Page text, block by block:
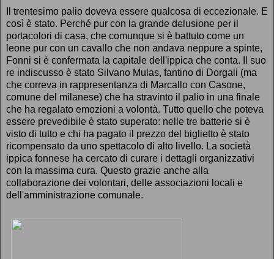
Il trentesimo palio doveva essere qualcosa di eccezionale. E
così è stato. Perché pur con la grande delusione per il
portacolori di casa, che comunque si è battuto come un
leone pur con un cavallo che non andava neppure a spinte,
Fonni si è confermata la capitale dell'ippica che conta. Il suo
re indiscusso è stato Silvano Mulas, fantino di Dorgali (ma
che correva in rappresentanza di Marcallo con Casone,
comune del milanese) che ha stravinto il palio in una finale
che ha regalato emozioni a volontà. Tutto quello che poteva
essere prevedibile è stato superato: nelle tre batterie si è
visto di tutto e chi ha pagato il prezzo del biglietto è stato
ricompensato da uno spettacolo di alto livello. La società
ippica fonnese ha cercato di curare i dettagli organizzativi
con la massima cura. Questo grazie anche alla
collaborazione dei volontari, delle associazioni locali e
dell'amministrazione comunale.